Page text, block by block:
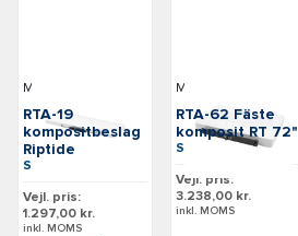
RTA-19
kompositbeslag
Riptide
SKU: M1854019
Minn Kota
Vejl. pris:
1.297,00 kr.
inkl. MOMS
RTA-62 Fäste
komposit RT 72"
SKU: M1854062
Minn Kota
Vejl. pris:
3.238,00 kr.
inkl. MOMS